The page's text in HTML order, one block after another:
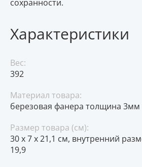
сохранности.
Характеристики
Вес:
392
Материал товара:
березовая фанера толщина 3мм
Размер товара (см):
30 х 7 х 21,1 см, внутренний
19,9